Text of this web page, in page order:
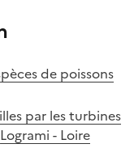
de poissons
par les turbines
Logrami - Loire